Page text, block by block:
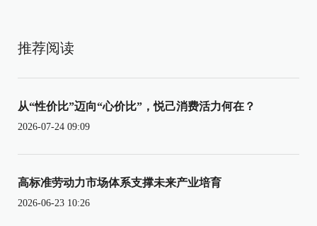
推荐阅读
从“性价比”迈向“心价比”，悦己消费活力何在？
2026-07-24 09:09
高标准劳动力市场体系支撑未来产业培育
2026-06-23 10:26